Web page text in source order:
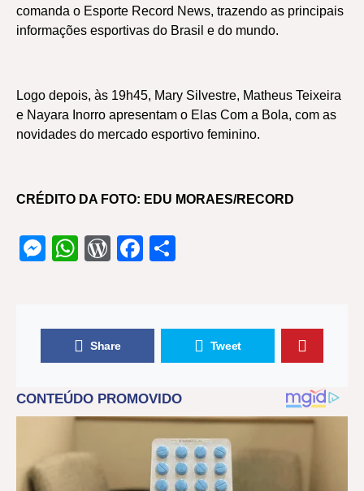
comanda o Esporte Record News, trazendo as principais
informações esportivas do Brasil e do mundo.
Logo depois, às 19h45, Mary Silvestre, Matheus Teixeira
e Nayara Inorro apresentam o Elas Com a Bola, com as
novidades do mercado esportivo feminino.
CRÉDITO DA FOTO: EDU MORAES/RECORD
Messenger
WhatsApp
WordPress
Facebook
Share Tweet